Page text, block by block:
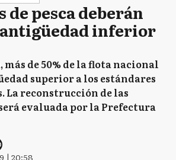
de pesca deberán
inferior
de 50% de la flota nacional
superior a los estándares
reconstrucción de las
evaluada por la Prefectura
| 20:58